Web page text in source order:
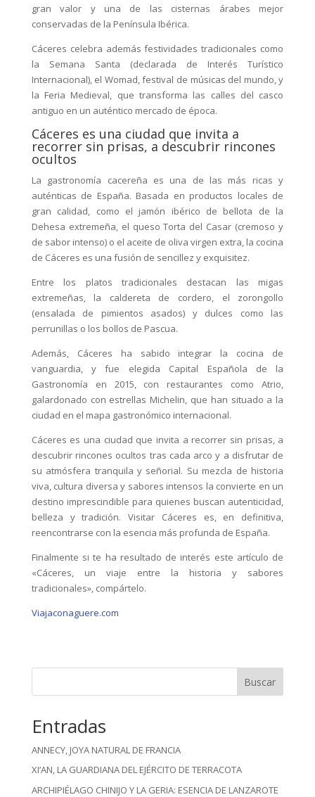
gran valor y una de las cisternas árabes mejor
conservadas de la Península Ibérica.
Cáceres celebra además festividades tradicionales como
la Semana Santa (declarada de Interés Turístico
Internacional), el Womad, festival de músicas del mundo, y
la Feria Medieval, que transforma las calles del casco
antiguo en un auténtico mercado de época.
Cáceres es una ciudad que invita a
recorrer sin prisas, a descubrir rincones
ocultos
La gastronomía cacereña es una de las más ricas y
auténticas de España. Basada en productos locales de
gran calidad, como el jamón ibérico de bellota de la
Dehesa extremeña, el queso Torta del Casar (cremoso y
de sabor intenso) o el aceite de oliva virgen extra, la cocina
de Cáceres es una fusión de sencillez y exquisitez.
Entre los platos tradicionales destacan las migas
extremeñas, la caldereta de cordero, el zorongollo
(ensalada de pimientos asados) y dulces como las
perrunillas o los bollos de Pascua.
Además, Cáceres ha sabido integrar la cocina de
vanguardia, y fue elegida Capital Española de la
Gastronomía en 2015, con restaurantes como Atrio,
galardonado con estrellas Michelin, que han situado a la
ciudad en el mapa gastronómico internacional.
Cáceres es una ciudad que invita a recorrer sin prisas, a
descubrir rincones ocultos tras cada arco y a disfrutar de
su atmósfera tranquila y señorial. Su mezcla de historia
viva, cultura diversa y sabores intensos la convierte en un
destino imprescindible para quienes buscan autenticidad,
belleza y tradición. Visitar Cáceres es, en definitiva,
reencontrarse con la esencia más profunda de España.
Finalmente si te ha resultado de interés este artículo de
«Cáceres, un viaje entre la historia y sabores
tradicionales», compártelo.
Viajaconaguere.com
Buscar
Entradas
ANNECY, JOYA NATURAL DE FRANCIA
XI’AN, LA GUARDIANA DEL EJÉRCITO DE TERRACOTA
ARCHIPIÉLAGO CHINIJO Y LA GERIA: ESENCIA DE LANZAROTE